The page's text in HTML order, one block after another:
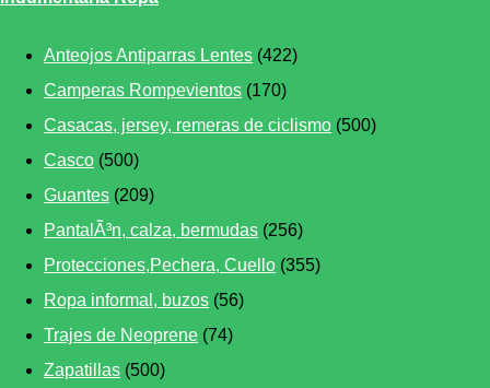
Anteojos Antiparras Lentes (422)
Camperas Rompevientos (170)
Casacas, jersey, remeras de ciclismo (500)
Casco (500)
Guantes (209)
PantalÃ³n, calza, bermudas (256)
Protecciones,Pechera, Cuello (355)
Ropa informal, buzos (56)
Trajes de Neoprene (74)
Zapatillas (500)